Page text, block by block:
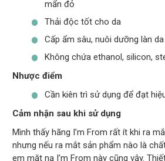
mẩn đỏ
Thải độc tốt cho da
Cấp ẩm sâu, nuôi dưỡng làn
Không chứa ethanol, silicon,
Nhược điểm
Cần kiên trì sử dụng để đạt
Cảm nhận sau khi sử dụng
Mình thấy hãng I’m From rất ít khi ra
nhưng nếu ra mắt sản phẩm nào là
em mặt nạ I’m From này cũng vậy.